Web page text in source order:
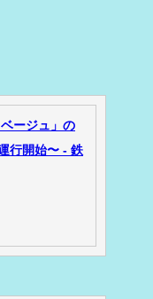
ージュ」の
行開始〜 - 鉄